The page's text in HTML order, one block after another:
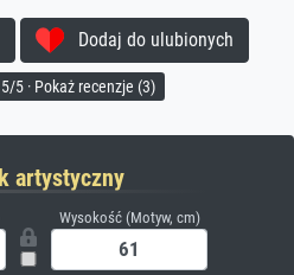
Dodaj do ulubionych
5/5 · Pokaż recenzje (3)
artystyczny
Wysokość (Motyw, cm)